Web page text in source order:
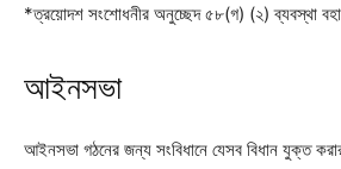
*ত্রয়োদশ সংশোধনীর অনুচ্ছেদ ৫৮(গ) (২) ব্যবস্থা
আইনসভা
আইনসভা গঠনের জন্য সংবিধানে যেসব বিধান যুক্ত